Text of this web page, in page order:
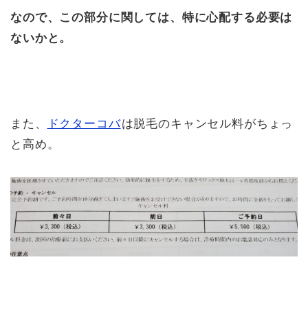
なので、この部分に関しては、特に心配する必要は
ないかと。
また、 ドクターコバは脱毛のキャンセル料がちょっ
と高め。